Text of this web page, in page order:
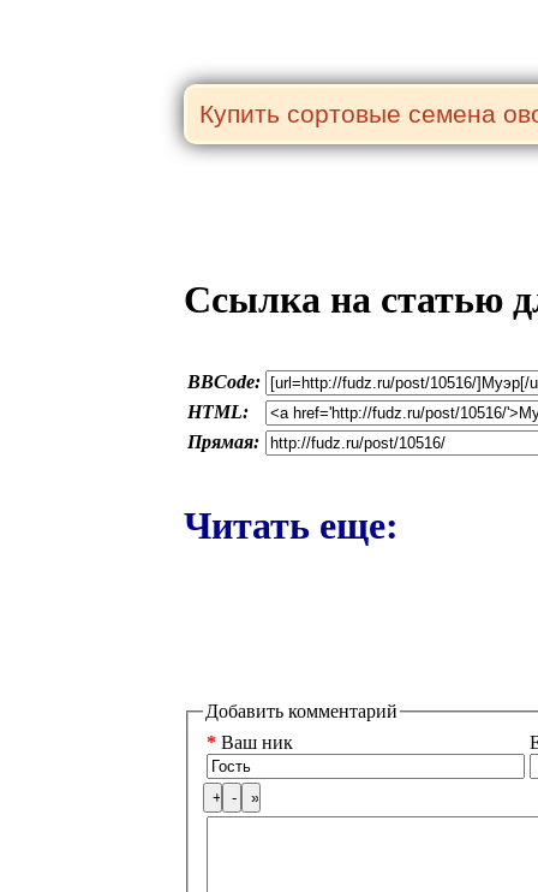
Ссылка на статью
BBCode:
HTML:
Прямая:
Читать еще:
Добавить комментарий
* Ваш ник